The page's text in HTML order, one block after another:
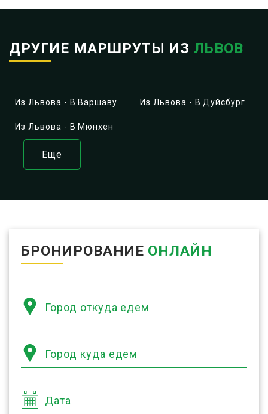
ДРУГИЕ МАРШРУТЫ ИЗЛЬВОВ
Из Львова - В Варшаву Из Львова - В Дуйсбург
Из Львова - В Мюнхен
Еще
БРОНИРОВАНИЕ ОНЛАЙН
Город откуда едем
Город куда едем
Дата